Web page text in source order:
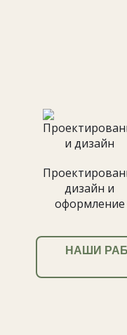
дизайн и
оформление
НАШИ